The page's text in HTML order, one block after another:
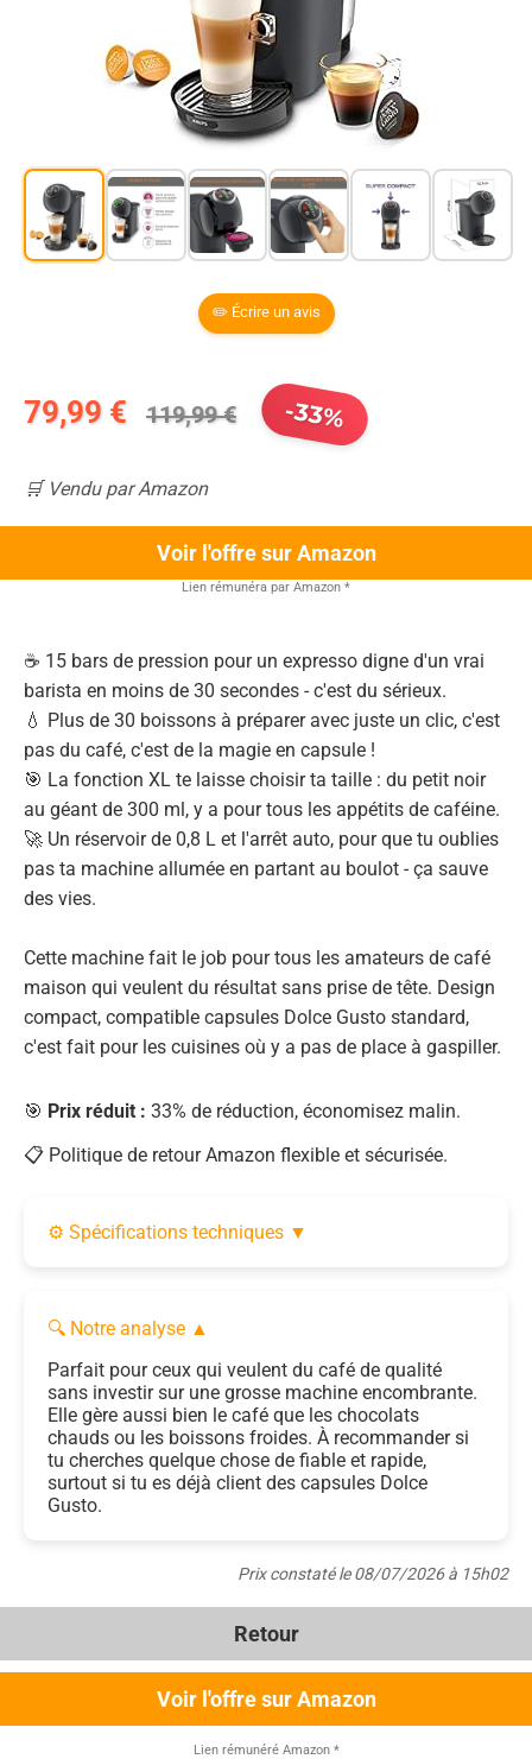
✏️ Écrire un avis
79,99 € 119,99 € -33%
🛒 Vendu par Amazon
Voir l'offre sur Amazon
Lien rémunéra par Amazon *
☕ 15 bars de pression pour un expresso digne d'un vrai
barista en moins de 30 secondes - c'est du sérieux.
💧 Plus de 30 boissons à préparer avec juste un clic, c'est
pas du café, c'est de la magie en capsule !
🎯 La fonction XL te laisse choisir ta taille : du petit noir
au géant de 300 ml, y a pour tous les appétits de caféine.
🚀 Un réservoir de 0,8 L et l'arrêt auto, pour que tu oublies
pas ta machine allumée en partant au boulot - ça sauve
des vies.
Cette machine fait le job pour tous les amateurs de café
maison qui veulent du résultat sans prise de tête. Design
compact, compatible capsules Dolce Gusto standard,
c'est fait pour les cuisines où y a pas de place à gaspiller.
🎯 Prix réduit : 33% de réduction, économisez malin.
📋 Politique de retour Amazon flexible et sécurisée.
⚙️ Spécifications techniques ▼
🔍 Notre analyse ▲
Parfait pour ceux qui veulent du café de qualité
sans investir sur une grosse machine encombrante.
Elle gère aussi bien le café que les chocolats
chauds ou les boissons froides. À recommander si
tu cherches quelque chose de fiable et rapide,
surtout si tu es déjà client des capsules Dolce
Gusto.
Prix constaté le 08/07/2026 à 15h02
Retour
Voir l'offre sur Amazon
Lien rémunéré Amazon *